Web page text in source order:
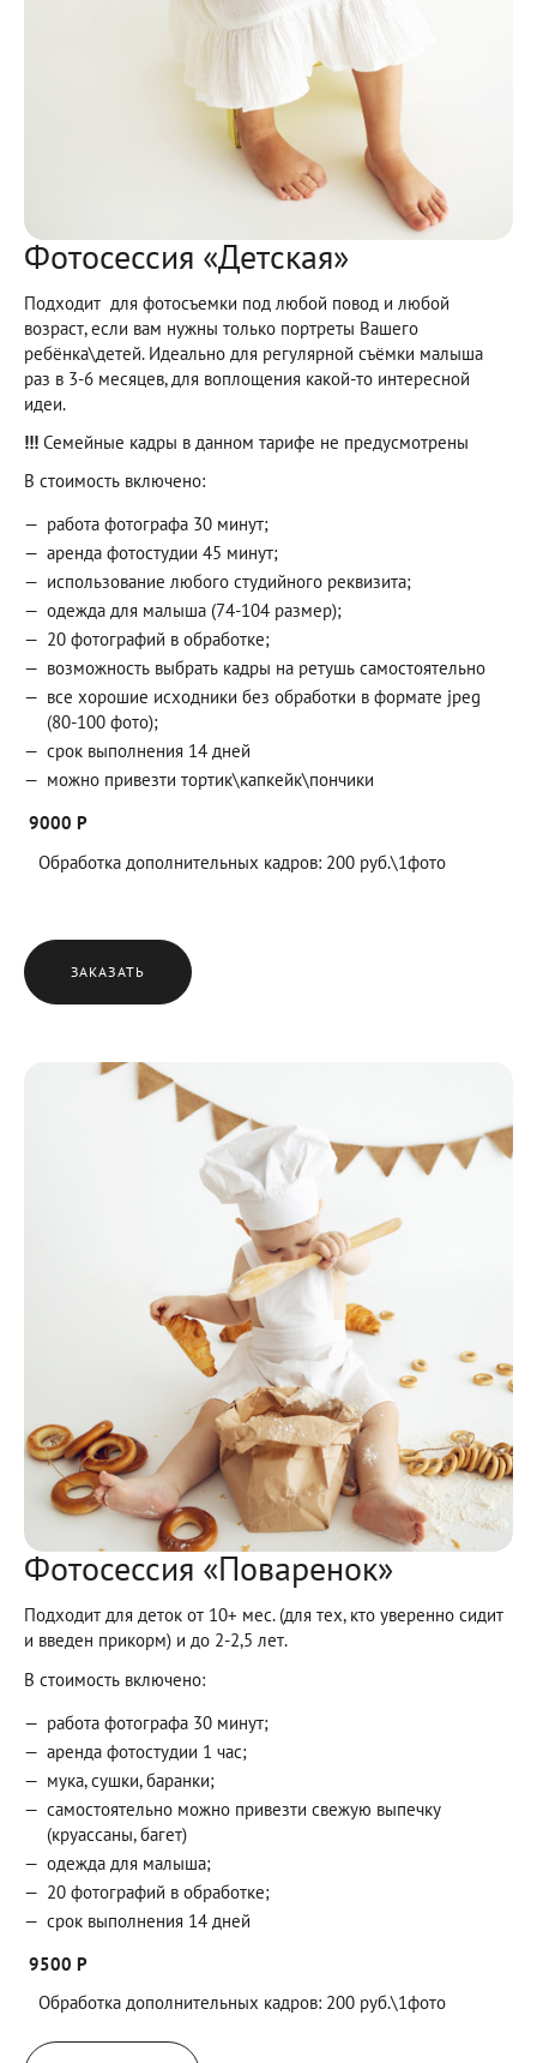
Фотосессия «Детская»
Подходит для фотосъемки под любой повод и любой
возраст, если вам нужны только портреты Вашего
ребёнка\детей. Идеально для регулярной съёмки малыша
раз в 3-6 месяцев, для воплощения какой-то интересной
идеи.
!!! Семейные кадры в данном тарифе не предусмотрены
В стоимость включено:
работа фотографа 30 минут;
аренда фотостудии 45 минут;
использование любого студийного реквизита;
одежда для малыша (74-104 размер);
20 фотографий в обработке;
возможность выбрать кадры на ретушь самостоятельно
все хорошие исходники без обработки в формате jpeg
(80-100 фото);
срок выполнения 14 дней
можно привезти тортик\капкейк\пончики
9000 Р
Обработка дополнительных кадров: 200 руб.\1фото
ЗАКАЗАТЬ
Фотосессия «Поваренок»
Подходит для деток от 10+ мес. (для тех, кто уверенно сидит
и введен прикорм) и до 2-2,5 лет.
В стоимость включено:
работа фотографа 30 минут;
аренда фотостудии 1 час;
мука, сушки, баранки;
самостоятельно можно привезти свежую выпечку
(круассаны, багет)
одежда для малыша;
20 фотографий в обработке;
срок выполнения 14 дней
9500 Р
Обработка дополнительных кадров: 200 руб.\1фото